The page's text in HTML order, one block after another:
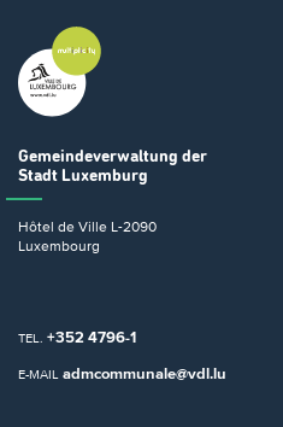
Gemeindeverwaltung der
Stadt Luxemburg
Hôtel de Ville L-2090
Luxembourg
TEL. +352 4796-1
E-MAIL admcommunale@vdl.lu